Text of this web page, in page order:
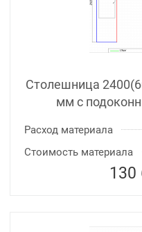
Столешница
мм с
Расход материала
Стоимость материала
130